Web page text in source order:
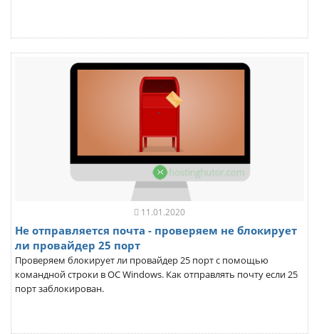
11.01.2020
Не отправляется почта - проверяем не блокирует
ли провайдер 25 порт
Проверяем блокирует ли провайдер 25 порт с помощью
командной строки в ОС Windows. Как отправлять почту если 25
порт заблокирован.